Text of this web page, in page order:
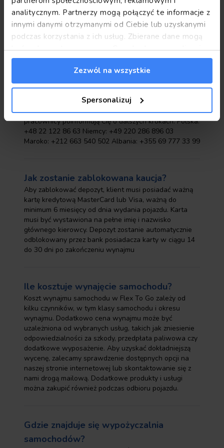
analitycznym. Partnerzy mogą połączyć te informacje z
innymi danymi otrzymanymi od Ciebie lub uzyskanymi
podczas korzystania z ich usług. Zbierane dane mogą
być wykorzystywane przez Google do personalizacji
reklam.Informacje Google o przetwarzaniu danych.
Zezwól na wszystkie
Spersonalizuj
Byłem uczestnikiem kolizji drogowej. Co
powinienem zrobić?
zrobić? Przede wszystkim zadbaj o swoje
bezpieczeństwo oraz bezpieczeństwo pasażerów i
innych uczestników kolizji. Następnie wezwij policję,
która sporządzi protokół zdarzenia. Następnie
skontaktuj się z naszym działem Assistance; nasi
pracownicy poinformują Cię o dalszych krokach. Polska:
+48 22 122 86 63 Niemcy: +49 220 286 896 03
Maroko: +212 663 540 502 Albania: +355 69 777 33 99
Jak zostanie zablokowana kaucja?
Aby zablokować depozyt, klient musi posiadać ważną
kartę kredytową MasterCard lub Visa, ważną do
minimum 6 miesięcy od dnia wydania pojazdu. Karta
musi być wystawiona na pełne imię i nazwisko
głównego kierowcy. Depozyt zostanie automatycznie
odblokowany przez bank posiadacza karty w ciągu 14
do 30 dni po zakończeniu wynajmu
Ile kosztuje wynajęcie samochodu?
Koszt wynajmu samochodu w Flex To Go zależy od
kilku czynników, w tym klasy samochodu i okresu
wynajmu. Dodatkowo cena wynajmu może być
uzależniona od wybranych usług, takich jak zniesienie
odpowiedzialności za szkody, przedpłata paliwowa czy
dodatkowe wyposażenie. Aby uzyskać dokładniejszą
wycenę, zalecamy sprawdzenie dostępnych opcji na
naszej stronie internetowej lub skontaktowanie się z
nami drogą mailową. Dodatkowe produkty i usługi
można zakupić również podczas odbioru pojazdu.
Gdzie znajduje się wypożyczalnia
samochodów?